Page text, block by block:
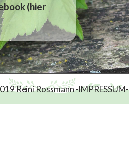
k (hier
Reini Rossmann -IMPRESSUM-